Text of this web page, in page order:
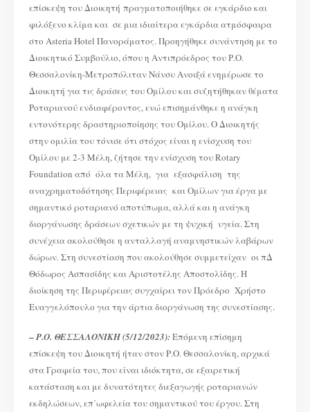
επίσκεψη του Διοικητή πραγματοποιήθηκε σε εγκάρδιο και
φιλόξενο κλίμα και σε μια ιδιαίτερα εγκάρδια ατμόσφαιρα
στο Asteria Hotel Πανοράματος. Προηγήθηκε συνάντηση με το
Διοικητικό Συμβούλιο, όπου η Αντιπρόεδρος του Ρ.Ο.
Θεσσαλονίκη-Μετροπόλιταν Νάνσυ Ανοιξά ενημέρωσε το
Διοικητή για τις δράσεις του Ομίλου και συζητήθηκαν θέματα
Ροταριανού ενδιαφέροντος, ενώ επισημάνθηκε η ανάγκη
εντονότερης δραστηριοποίησης του Ομίλου. Ο Διοικητής
στην ομιλία του τόνισε ότι στόχος είναι η ενίσχυση του
Ομίλου με 2-3 Μέλη, ζήτησε την ενίσχυση του Rotary
Foundation από όλα τα Μέλη, για εξασφάλιση της
αναχρηματοδότησης Περιφέρειας και Ομίλων για έργα με
σημαντικό ροταριανό αποτύπωμα, αλλά και η ανάγκη
διοργάνωσης δράσεων σχετικών με τη ψυχική υγεία. Στη
συνέχεια ακολούθησε η ανταλλαγή αναμνηστικών λαβάρων
δώρων. Στη συνεστίαση που ακολούθησε συμμετείχαν οι πΔ
Θόδωρος Ασπασίδης και Αριστοτέλης Αποστολίδης. Η
διοίκηση της Περιφέρειας συγχαίρει τον Πρόεδρο Χρήστο
Ευαγγελόπουλο για την άρτια διοργάνωση της συνεστίασης.
–Ρ.Ο. ΘΕΣΣΑΛΟΝΙΚΗ (5/12/2023):Επόμενη επίσημη
επίσκεψη του Διοικητή ήταν στον Ρ.Ο. Θεσσαλονίκη, αρχικά
στα Γραφεία του, που είναι ιδιόκτητα, σε εξαιρετική
κατάσταση και με δυνατότητες διεξαγωγής ροταριανών
εκδηλώσεων, επ΄ωφελεία του σημαντικού του έργου. Στη